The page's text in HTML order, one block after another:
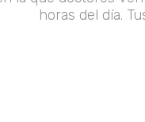
horas del día.